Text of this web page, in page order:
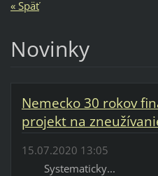
« Späť
Novinky
Nemecko 30 rokov
projekt na
15.07.2020 13:05
Systematicky...